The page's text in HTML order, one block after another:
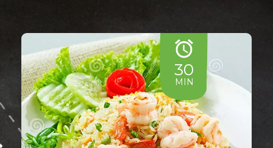
30
MIN